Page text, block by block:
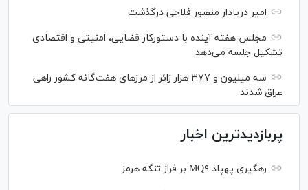
امیر دریادار منصور فلاحی درگذشت
مجلس هفته آینده با دستورکار قضایی، امنیتی و اقتصادی
تشکیل جلسه می‌دهد
سه میلیون و ۳۷۷ هزار زائر از مرز‌های هفت‌گانه کشور راهی
عراق شدند
پربازدیدترین اخبار
رهگیری پهپاد MQ۹ بر فراز تنگه هرمز